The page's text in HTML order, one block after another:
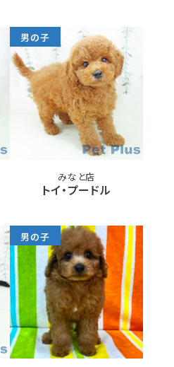
男の子
みなと店
トイ・プードル
男の子